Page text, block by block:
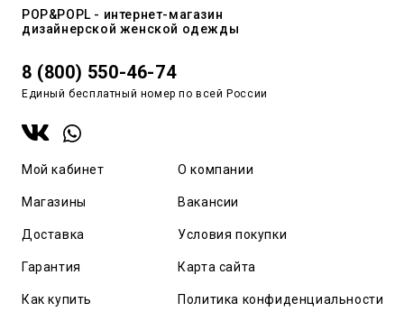
POP&POPL - интернет-магазин
дизайнерской женской одежды
8 (800) 550-46-74
Единый бесплатный номер по всей России
Мой кабинет
Магазины
Доставка
Гарантия
Как купить
О компании
Вакансии
Условия покупки
Карта сайта
Политика конфиденциальности